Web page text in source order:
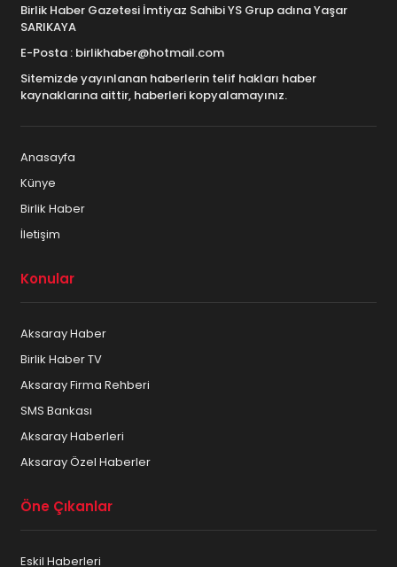
Birlik Haber Gazetesi İmtiyaz Sahibi YS Grup adına Yaşar
SARIKAYA
E-Posta : birlikhaber@hotmail.com
Sitemizde yayınlanan haberlerin telif hakları haber
kaynaklarına aittir, haberleri kopyalamayınız.
Anasayfa
Künye
Birlik Haber
İletişim
Konular
Aksaray Haber
Birlik Haber TV
Aksaray Firma Rehberi
SMS Bankası
Aksaray Haberleri
Aksaray Özel Haberler
Öne Çıkanlar
Eskil Haberleri